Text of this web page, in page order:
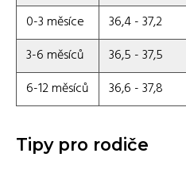
0-3 měsíce
36,4 - 37,2
3-6 měsíců
36,5 - 37,5
6-12 měsíců
36,6 - 37,8
Tipy pro rodiče